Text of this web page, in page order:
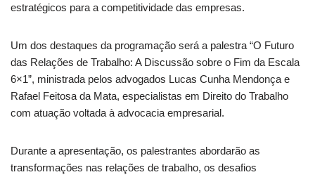
estratégicos para a competitividade das empresas.
Um dos destaques da programação será a palestra “O Futuro
das Relações de Trabalho: A Discussão sobre o Fim da Escala
6×1”, ministrada pelos advogados Lucas Cunha Mendonça e
Rafael Feitosa da Mata, especialistas em Direito do Trabalho
com atuação voltada à advocacia empresarial.
Durante a apresentação, os palestrantes abordarão as
transformações nas relações de trabalho, os desafios